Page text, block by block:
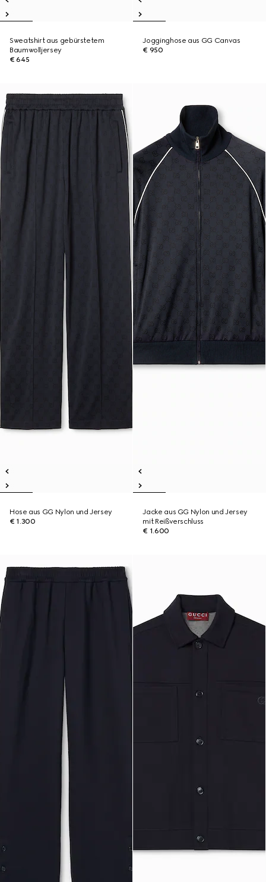
Sweatshirt aus gebürstetem
Baumwolljersey
€ 645
Jogginghose aus GG Canvas
€ 950
Hose aus GG Nylon und Jersey
€ 1.300
Jacke aus GG Nylon und Jersey
mit Reißverschluss
€ 1.600